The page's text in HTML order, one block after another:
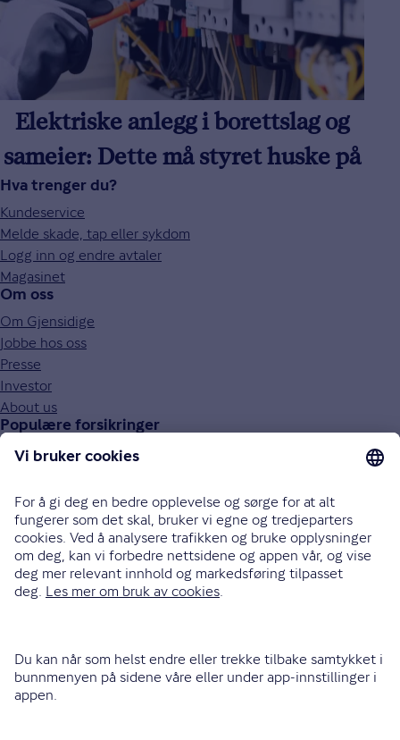
Elektriske anlegg i borettslag og
sameier: Dette må styret huske på
Hva trenger du?
Kundeservice
Melde skade, tap eller sykdom
Logg inn og endre avtaler
Magasinet
Om oss
Om Gjensidige
Jobbe hos oss
Presse
Investor
About us
Populære forsikringer
Bilforsikring
Innboforsikring
Husforsikring
Livsforsikring
Barneforsikring
Alle forsikringer
915 03 100
LinkedIn
Facebook